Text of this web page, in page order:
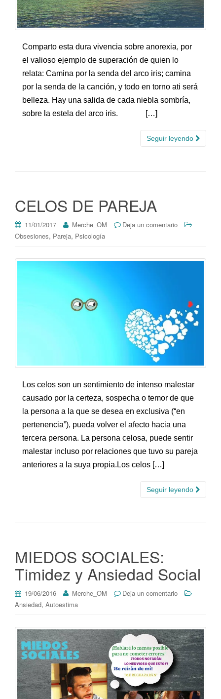
Comparto esta dura vivencia sobre anorexia, por
el valioso ejemplo de superación de quien lo
relata: Camina por la senda del arco iris; camina
por la senda de la canción, y todo en torno ati será
belleza. Hay una salida de cada niebla sombría,
sobre la estela del arco iris. […]
Seguir leyendo
CELOS DE PAREJA
11/01/2017 Merche_OM
Deja un comentario
Obsesiones, Pareja, Psicología
Los celos son un sentimiento de intenso malestar
causado por la certeza, sospecha o temor de que
la persona a la que se desea en exclusiva (“en
pertenencia”), pueda volver el afecto hacia una
tercera persona. La persona celosa, puede sentir
malestar incluso por relaciones que tuvo su pareja
anteriores a la suya propia.Los celos […]
Seguir leyendo
MIEDOS SOCIALES:
Timidez y Ansiedad Social
19/06/2016 Merche_OM
Deja un comentario
Ansiedad, Autoestima